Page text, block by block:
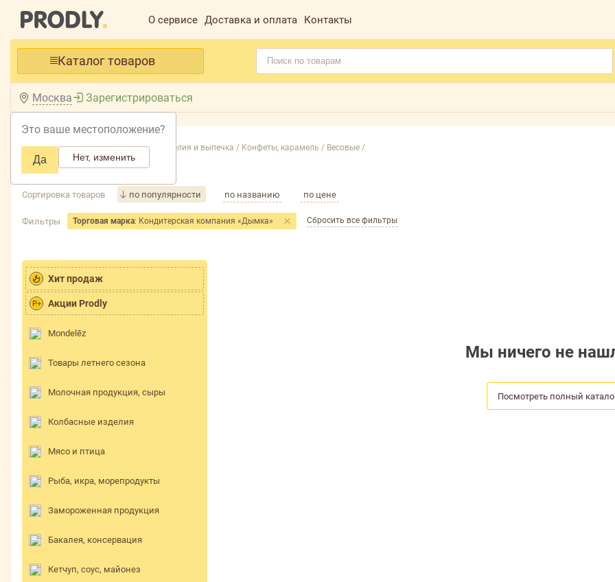
О сервисе Доставка и оплата Контакты
Каталог товаров
Москва
Это ваше местоположение?
Да Нет, изменить
Зарегистрироваться
Главная /Каталог /Кондитерские изделия и выпечка / Конфеты, карамель / Весовые /
Весовые
Сортировка товаров по популярности по названию по цене
Фильтры Торговая марка: Кондитерская компания «Дымка» Сбросить все фильтры
Хит продаж
P+ Акции Prodly
Mondelēz
Товары летнего сезона
Молочная продукция, сыры
Колбасные изделия
Мясо и птица
Рыба, икра, морепродукты
Замороженная продукция
Бакалея, консервация
Кетчуп, соус, майонез
Мы ничего не
Посмотреть полный